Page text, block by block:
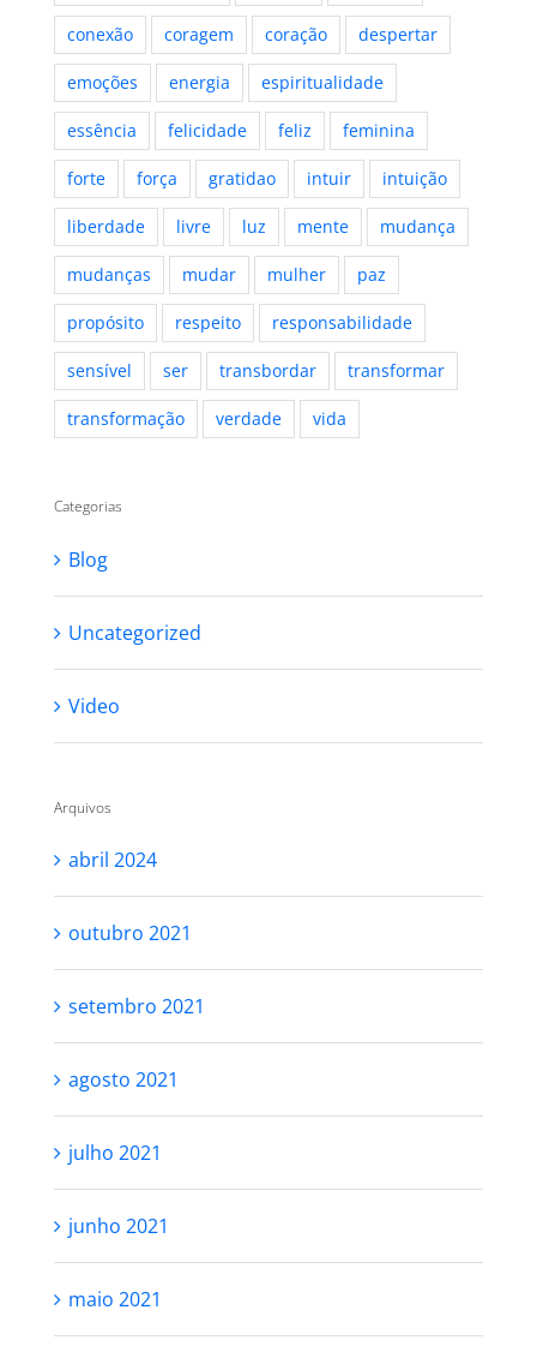
conexão coragem coração despertar
emoções energia espiritualidade
essência felicidade feliz feminina
forte força gratidao intuir intuição
liberdade livre luz mente mudança
mudanças mudar mulher paz
propósito respeito responsabilidade
sensível ser transbordar transformar
transformação verdade vida
Categorias
Blog
Uncategorized
Video
Arquivos
abril 2024
outubro 2021
setembro 2021
agosto 2021
julho 2021
junho 2021
maio 2021